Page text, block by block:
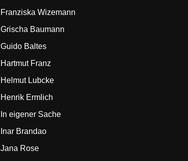
Franziska Wizemann
Grischa Baumann
Guido Baltes
Hartmut Franz
Helmut Lubcke
Henrik Ermlich
In eigener Sache
Inar Brandao
Jana Rose